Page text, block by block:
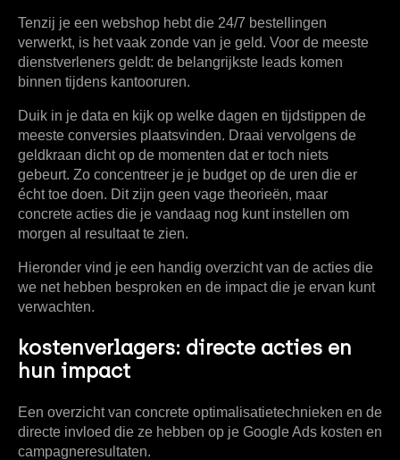
Tenzij je een webshop hebt die 24/7 bestellingen
verwerkt, is het vaak zonde van je geld. Voor de meeste
dienstverleners geldt: de belangrijkste leads komen
binnen tijdens kantooruren.
Duik in je data en kijk op welke dagen en tijdstippen de
meeste conversies plaatsvinden. Draai vervolgens de
geldkraan dicht op de momenten dat er toch niets
gebeurt. Zo concentreer je je budget op de uren die er
écht toe doen. Dit zijn geen vage theorieën, maar
concrete acties die je vandaag nog kunt instellen om
morgen al resultaat te zien.
Hieronder vind je een handig overzicht van de acties die
we net hebben besproken en de impact die je ervan kunt
verwachten.
kostenverlagers: directe acties en
hun impact
Een overzicht van concrete optimalisatietechnieken en de
directe invloed die ze hebben op je Google Ads kosten en
campagneresultaten.